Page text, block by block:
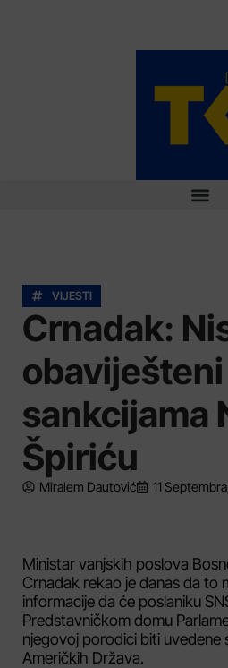
VIJESTI
Crnadak:
sankcijama
Špiriću
Miralem Dautović 11
Ministar vanjskih poslova
Crnadak rekao je danas da to
informacije da će poslaniku
Predstavničkom domu
njegovoj porodici biti uvedene
Američkih Država.